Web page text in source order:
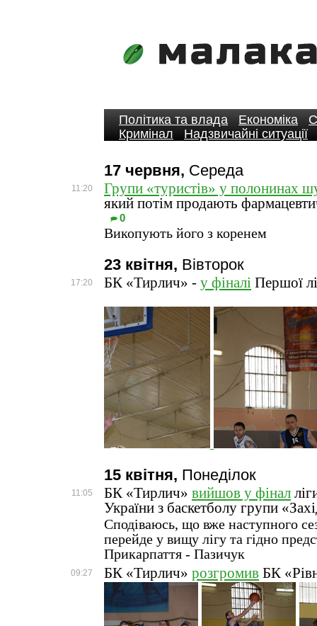
Політика та влада Економіка
Кримінал
Надзвичайні ситуації
17 червня, Середа
11:20
Групи «туристів» у полонинах
який потім продають
0
Викопують його з коренем
23 квітня, Вівторок
17:20 БК «Тирлич» - у фіналі Першої
15 квітня, Понеділок
11:05 БК «Тирлич» вийшов у фінал
України з баскетболу групи
Сподіваюсь, що вже наступного
перейде у вищу лігу та гідно
Прикарпаття - Пазичук
09:27 БК «Тирлич» розгромив БК